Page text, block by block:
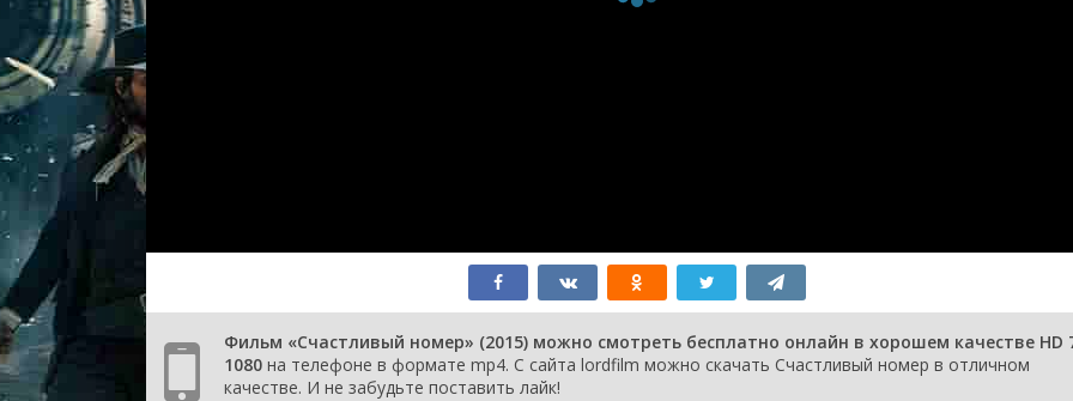
Фильм «Счастливый номер» (2015) можно смотреть бесплатно онлайн в хорошем качестве HD
1080 на телефоне в формате mp4. С сайта lordfilm можно скачать Счастливый номер в отличном
качестве. И не забудьте поставить лайк!